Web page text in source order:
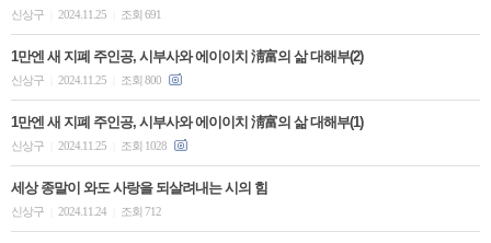
신상구 2024.11.25 조회 691
1만엔 새 지폐 주인공, 시부사와 에이이치 淸富의 삶 대해부(2)
신상구 2024.11.25 조회 800
1만엔 새 지폐 주인공, 시부사와 에이이치 淸富의 삶 대해부(1)
신상구 2024.11.25 조회 1028
세상 종말이 와도 사랑을 되살려내는 시의 힘
신상구 2024.11.24 조회 712